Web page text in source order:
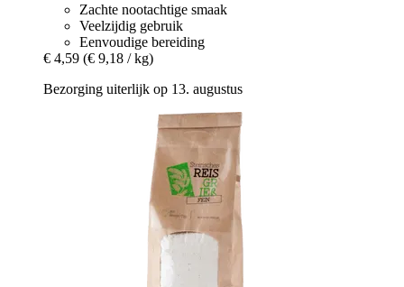
Zachte nootachtige smaak
Veelzijdig gebruik
Eenvoudige bereiding
€ 4,59 (€ 9,18 / kg)
Bezorging uiterlijk op 13. augustus